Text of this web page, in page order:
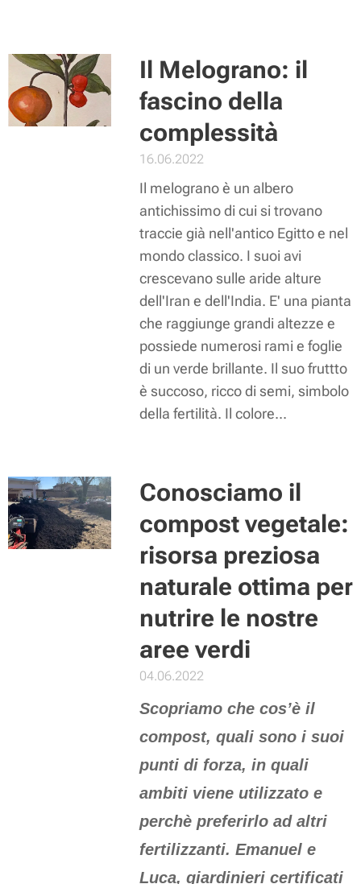
Il Melograno: il
fascino della
complessità
16.06.2022
Il melograno è un albero
antichissimo di cui si trovano
traccie già nell'antico Egitto e nel
mondo classico. I suoi avi
crescevano sulle aride alture
dell'Iran e dell'India. E' una pianta
che raggiunge grandi altezze e
possiede numerosi rami e foglie
di un verde brillante. Il suo fruttto
è succoso, ricco di semi, simbolo
della fertilità. Il colore...
Conosciamo il
compost vegetale:
risorsa preziosa
naturale ottima per
nutrire le nostre
aree verdi
04.06.2022
Scopriamo che cos’è il
compost, quali sono i suoi
punti di forza, in quali
ambiti viene utilizzato e
perchè preferirlo ad altri
fertilizzanti. Emanuel e
Luca, giardinieri certificati